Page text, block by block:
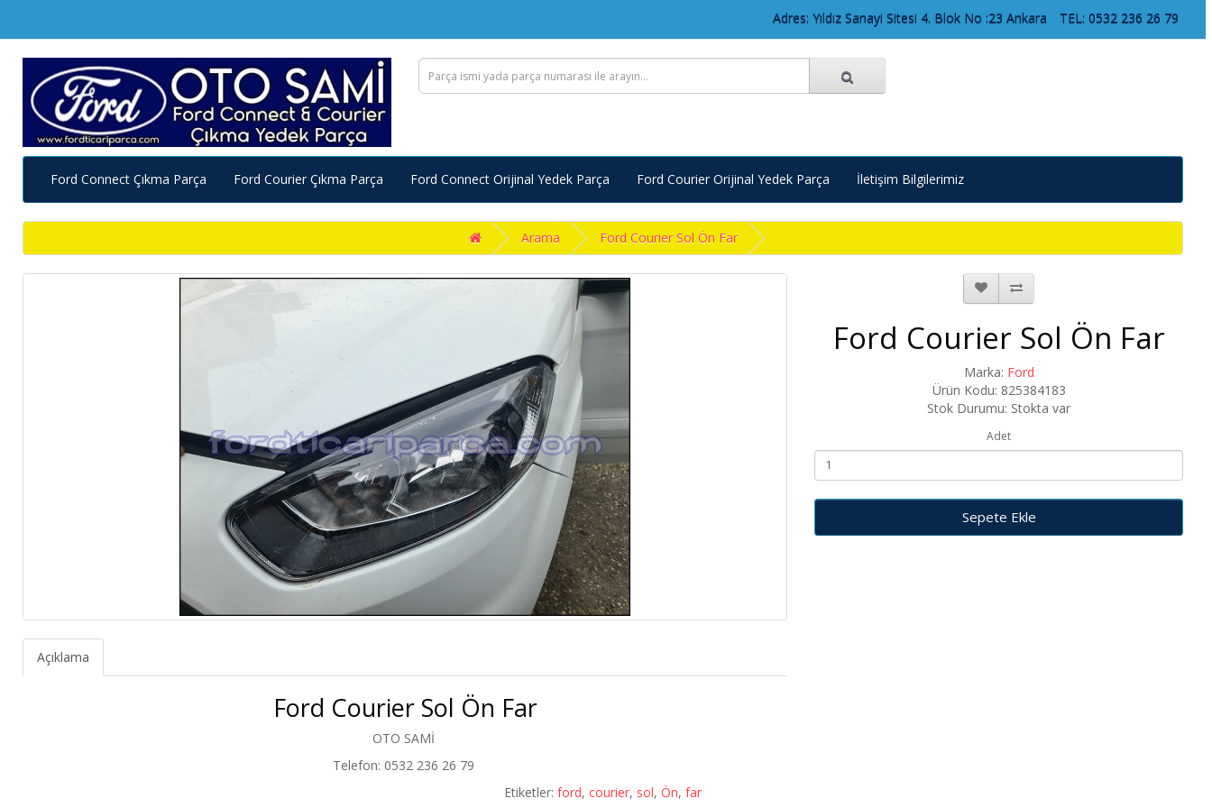
Adres: Yıldız Sanayi Sitesi 4. Blok No :23 Ankara TEL: 0532 236 26 79
Ford Connect Çıkma Parça Ford Courier Çıkma Parça Ford Connect Orijinal Yedek Parça Ford Courier Orijinal Yedek Parça İletişim Bilgilerimiz
Arama Ford Courier Sol Ön Far
Açıklama
Ford Courier Sol Ön Far
OTO SAMİ
Telefon: 0532 236 26 79
Ford Courier Sol Ön Far
Marka: Ford
Ürün Kodu: 825384183
Stok Durumu: Stokta var
Adet
Sepete Ekle
Etiketler:ford,courier, sol,Ön,far